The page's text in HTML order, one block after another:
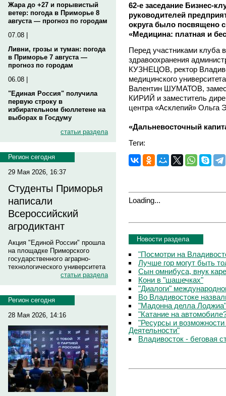
Жара до +27 и порывистый
ветер: погода в Приморье 8
августа — прогноз по городам
07.08 |
Ливни, грозы и туман: погода
в Приморье 7 августа —
прогноз по городам
06.08 |
"Единая Россия" получила
первую строку в
избирательном бюллетене на
выборах в Госдуму
статьи раздела
Регион сегодня
29 Мая 2026, 16:37
Студенты Приморья
написали
Всероссийский
агродиктант
Акция "Единой России" прошла
на площадке Приморского
государственного аграрно-
технологического университета
статьи раздела
Регион сегодня
28 Мая 2026, 14:16
62-е заседание Бизнес-
руководителей
округа было посвящено
«Медицина: платная и
Перед участниками клуба
здравоохранения
КУЗНЕЦОВ, ректор
медицинского
Валентин ШУМАТОВ,
КИРИЙ и заместитель
центра «Асклепий»
«Дальневосточный
Теги:
Loading...
Новости раздела
"Посмотри на
Лучше гор могут быть
Сын омнибуса, внук
Кони в "шашечках"
"Диалоги"
Во Владивостоке
"Мадонна делла
"Катание на
"Ресурсы и
Деятельности"
Владивосток - беговая